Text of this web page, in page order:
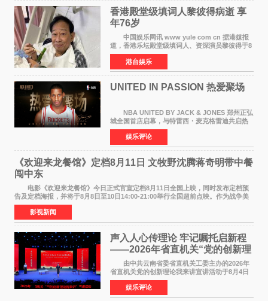
香港殿堂级填词人黎彼得病逝 享
年76岁​
中国娱乐网讯 www yule com cn 据港媒报
道，香港乐坛殿堂级填词人、资深演员黎彼得于8
月5日上午因病离世，终年76岁。好友钟志光透
露，黎彼得今年3月中风后便卧床休养，身体机能
持续衰退，最
港台娱乐
UNITED IN PASSION 热爱聚场
NBA UNITED BY JACK & JONES 郑州正弘
城全国首店启幕，与特雷西・麦克格雷迪共启热
爱 2026 年7 月21 日，
NBAUNITEDBYJACK&JONES 全国首店，于郑
州正弘城正式启幕。NBA 传奇球星
娱乐评论
《欢迎来龙餐馆》定档8月11日 文牧野沈腾蒋奇明带中餐
闯中东
电影《欢迎来龙餐馆》今日正式官宣定档8月11日全国上映，同时发布定档预
告及定档海报，并将于8月8日至10日14:00-21:00举行全国超前点映。作为战争美
食大片，影片讲述的是中国厨师徐福（沈腾
影视新闻
声入人心传理论 牢记嘱托启新程
——2026年省直机关“党的创新理
论我来讲”宣讲活动圆满落幕
由中共云南省委省直机关工委主办的2026年
省直机关党的创新理论我来讲宣讲活动于8月4日
至5日在昆明举办。活动以 "牢记嘱托 感恩奋进
开创云南发展新局面 "为主题，坚持以新时代中国
特色社会主义
娱乐评论